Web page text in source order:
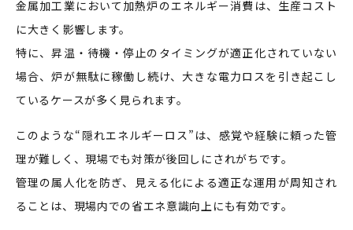
金属加工業において加熱炉のエネルギー消費は、生産コスト
に大きく影響します。
特に、昇温・待機・停止のタイミングが適正化されていない
場合、炉が無駄に稼働し続け、大きな電力ロスを引き起こし
ているケースが多く見られます。
このような“隠れエネルギーロス”は、感覚や経験に頼った管
理が難しく、現場でも対策が後回しにされがちです。
管理の属人化を防ぎ、見える化による適正な運用が周知され
ることは、現場内での省エネ意識向上にも有効です。